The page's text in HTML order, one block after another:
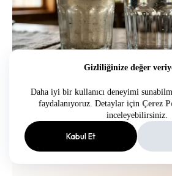
Gizliliğinize değer
Daha iyi bir kullanıcı deneyimi
faydalanıyoruz. Detaylar için Çerez
inceleyebilirsiniz.
Kabul Et
Çok yüksek bulanıklık
ömrünü korumak için ön filtrasyon
Çözünmüş tuzları ve mineralleri
işlev reverse osmosise aittir)